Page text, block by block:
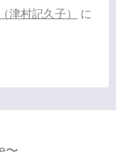
津村記久子）
に